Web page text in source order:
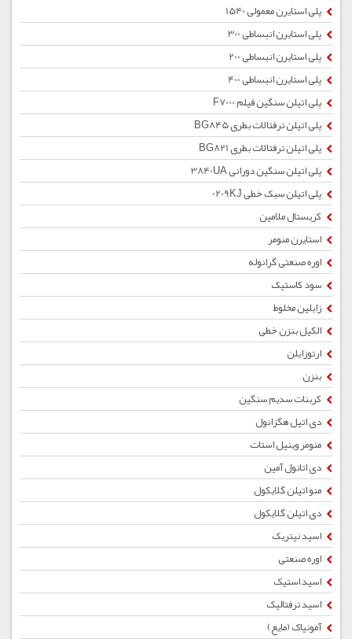
پلی استایرن معمولی 1540
پلی استایرن انبساطی 300
پلی استایرن انبساطی 200
پلی استایرن انبساطی 400
پلی اتیلن سنگین فیلم F7000
پلی اتیلن ترفتالات بطری BG845
پلی اتیلن ترفتالات بطری BG821
پلی اتیلن سنگین دورانی 3840UA
پلی اتیلن سبک خطی 0209KJ
کریستال ملامین
استایرن منومر
اوره صنعتی گرانوله
سود کاستیک
زایلین مخلوط
الکیل بنزن خطی
ارتوزایلن
بنزن
کربنات سدیم سنگین
دی اتیل هگزانول
منومر وینیل استات
دی اتانول آمین
منو اتیلن گلایکول
دی اتیلن گلایکول
اسید نیتریک
اوره صنعتی
اسید استیک
اسید ترفتالیک
آمونیاک (مایع)